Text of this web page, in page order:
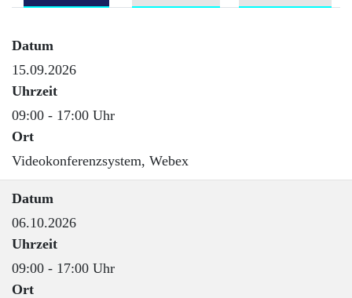
Datum
15.09.2026
Uhrzeit
09:00 - 17:00 Uhr
Ort
Videokonferenzsystem, Webex
Datum
06.10.2026
Uhrzeit
09:00 - 17:00 Uhr
Ort